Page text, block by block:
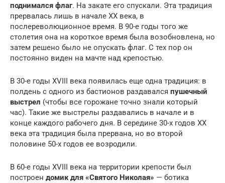
поднимался флаг. На закате его спускали. Эта традиция
прервалась лишь в начале XX века, в
послереволюционное время. В 90-е годы того же
столетия она на короткое время была возобновлена, но
затем решено было не опускать флаг. С тех пор он
постоянно виден на мачте над крепостью.
В 30-е годы XVIII века появилась еще одна традиция: в
полдень с одного из бастионов раздавался пушечный
выстрел (чтобы все горожане точно знали который
час). Такие же выстрелы раздавались в начале и в
конце каждого рабочего дня. В середине 30-х годов XX
века эта традиция была прервана, но во второй
половине 50-х годов ее возродили.
В 60-е годы XVIII века на территории крепости был
построен домик для «Святого Николая» — ботика